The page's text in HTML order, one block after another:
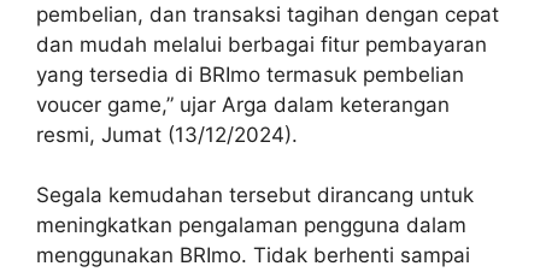
pembelian, dan transaksi tagihan dengan cepat
dan mudah melalui berbagai fitur pembayaran
yang tersedia di BRImo termasuk pembelian
voucer game,” ujar Arga dalam keterangan
resmi, Jumat (13/12/2024).
Segala kemudahan tersebut dirancang untuk
meningkatkan pengalaman pengguna dalam
menggunakan BRImo. Tidak berhenti sampai